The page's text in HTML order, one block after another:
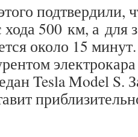
подтвердили,
500 км, а для
около 15
Tesla Model S.